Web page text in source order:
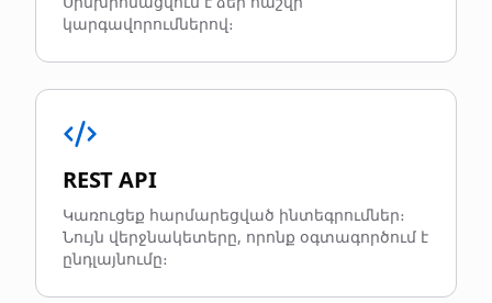
կարգավորումներով։
REST API
Կառուցեք հարմարեցված ինտեգրումներ։
Նույն վերջնակետերը, որոնք օգտագործում է
ընդլայնումը։